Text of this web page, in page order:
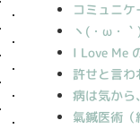
コミュニケ
丶(・ω・
I Love Me
許せと言わ
病は気から
氣鍼医術（